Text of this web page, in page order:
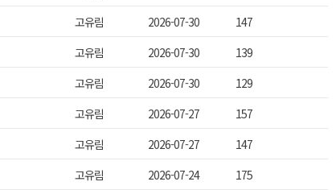
고유림 2026-07-30
147
고유림 2026-07-30
139
고유림 2026-07-30
129
고유림 2026-07-27
157
고유림 2026-07-27
147
고유림 2026-07-24
175